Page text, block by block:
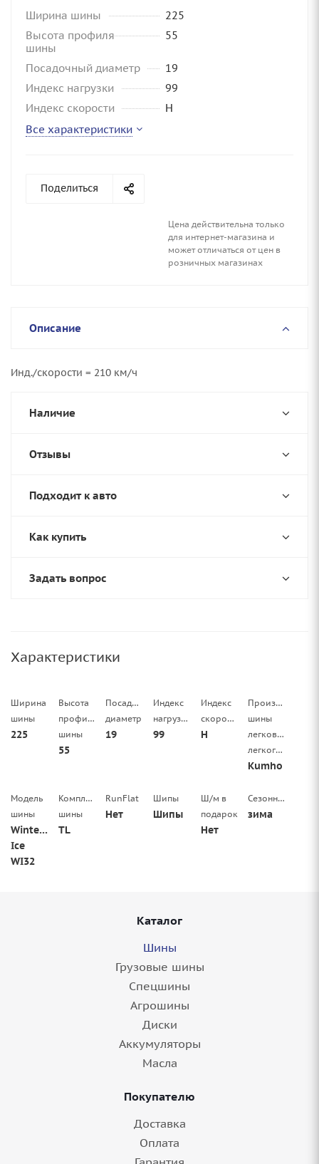
Ширина шины
225
Высота профиля
шины
55
Посадочный диаметр
19
Индекс нагрузки
99
Индекс скорости
H
Все характеристики
Поделиться
Цена действительна только
для интернет-магазина и
может отличаться от цен в
розничных магазинах
Описание
Инд./скорости = 210 км/ч
Наличие
Отзывы
Подходит к авто
Как купить
Задать вопрос
Характеристики
Ширина
шины
225
Высота
профиля
шины
55
Посадочный
диаметр
19
Индекс
нагрузки
99
Индекс
скорости
H
Производитель
шины
легковой/
легкогрузовой
Kumho
Модель
шины
WinterCraft
Ice
WI32
Комплектация
шины
TL
RunFlat
Нет
Шипы
Шипы
Ш/м в
подарок
Нет
Сезонность
зима
Каталог
Шины
Грузовые шины
Спецшины
Агрошины
Диски
Аккумуляторы
Масла
Покупателю
Доставка
Оплата